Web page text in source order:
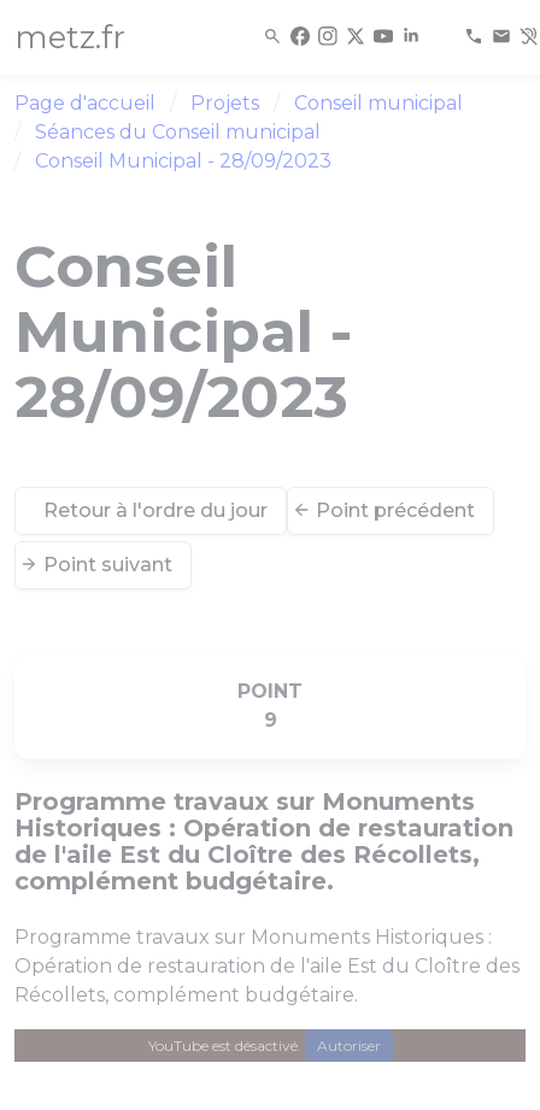
metz.fr
Page d'accueil Projets
Conseil municipal
Séances du Conseil municipal
Conseil Municipal - 28/09/2023
Conseil
Municipal -
28/09/2023
Retour à l'ordre du jour Point précédent
Point suivant
POINT
9
Programme travaux sur Monuments
Historiques : Opération de restauration
de l'aile Est du Cloître des Récollets,
complément budgétaire.
Programme travaux sur Monuments Historiques :
Opération de restauration de l'aile Est du Cloître des
Récollets, complément budgétaire.
YouTube est désactivé. Autoriser